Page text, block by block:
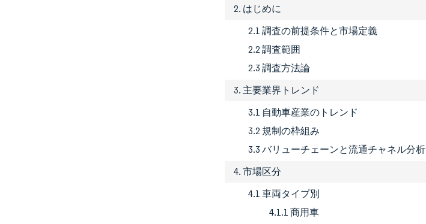
2. はじめに
2.1 調査の前提条件と市場定義
2.2 調査範囲
2.3 調査方法論
3. 主要業界トレンド
3.1 自動車産業のトレンド
3.2 規制の枠組み
3.3 バリューチェーンと流通チャネル分析
4. 市場区分
4.1 車両タイプ別
4.1.1 商用車